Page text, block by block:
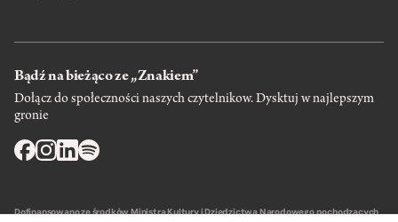
Bądź na bieżąco ze „Znakiem”
Dołącz do społeczności naszych czytelnikow. Dysktuj w najlepszym
gronie
Dofinansowano ze środków Ministra Kultury i Dziedzictwa Narodowego pochodzących